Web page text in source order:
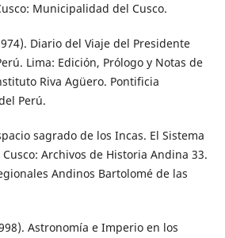
Municipalidad del Cusco.
Diario del Viaje del Presidente
Lima: Edición, Prólogo y Notas de
Riva Agüero. Pontificia
Perú.
sagrado de los Incas. El Sistema
Archivos de Historia Andina 33.
Andinos Bartolomé de las
Astronomía e Imperio en los